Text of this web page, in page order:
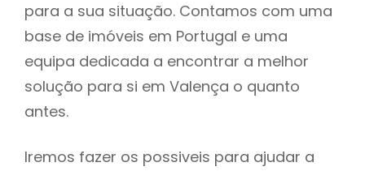
para a sua situação. Contamos com uma
base de imóveis em Portugal e uma
equipa dedicada a encontrar a melhor
solução para si em Valença o quanto
antes.
Iremos fazer os possiveis para ajudar a